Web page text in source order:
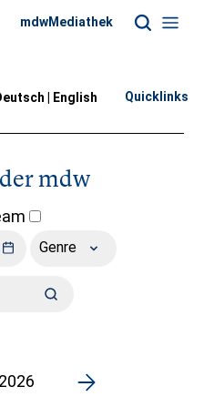
mdwMediathek
| English Quicklinks
mdw
Genre